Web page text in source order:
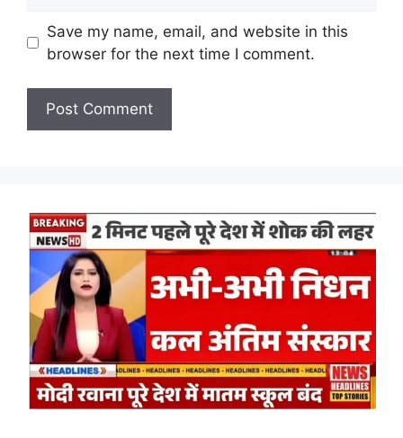
Save my name, email, and website in this
browser for the next time I comment.